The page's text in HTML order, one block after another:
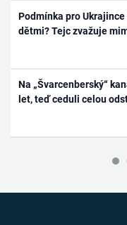
Podmínka pro
dětmi? Tejc zvažuje
Na „Švarcenberský“
let, teď ceduli celou